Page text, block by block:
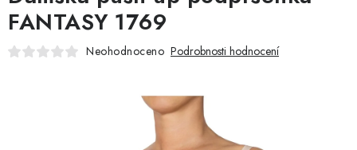
PUNČOCHY
FANTASY 1769
Neohodnoceno Podrobnosti hodnocení